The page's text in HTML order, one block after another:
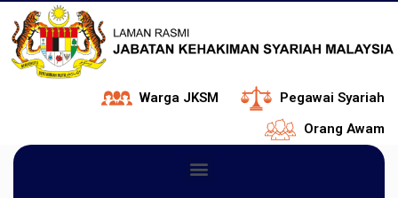
Warga JKSM
Pegawai Syariah
Orang Awam